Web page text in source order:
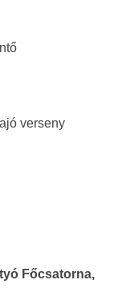
verseny
Főcsatorna,